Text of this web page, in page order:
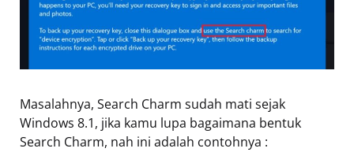
Masalahnya, Search Charm sudah mati sejak
Windows 8.1, jika kamu lupa bagaimana bentuk
Search Charm, nah ini adalah contohnya :